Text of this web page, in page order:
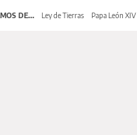
DE... Ley de Tierras Papa León XIV